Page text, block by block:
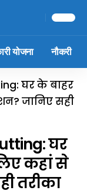
योजना नौकरी
घर के बाहर
जानिए सही
घर
कहां से
तरीका